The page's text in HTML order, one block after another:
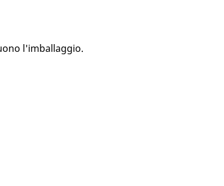
l'imballaggio.